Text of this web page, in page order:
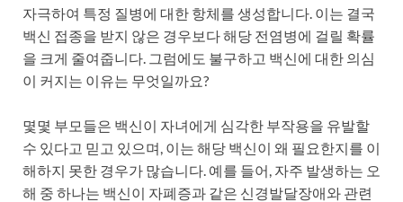
자극하여 특정 질병에 대한 항체를 생성합니다. 이는 결국
백신 접종을 받지 않은 경우보다 해당 전염병에 걸릴 확률
을 크게 줄여줍니다. 그럼에도 불구하고 백신에 대한 의심
이 커지는 이유는 무엇일까요?
몇몇 부모들은 백신이 자녀에게 심각한 부작용을 유발할
수 있다고 믿고 있으며, 이는 해당 백신이 왜 필요한지를 이
해하지 못한 경우가 많습니다. 예를 들어, 자주 발생하는 오
해 중 하나는 백신이 자폐증과 같은 신경발달장애와 관련